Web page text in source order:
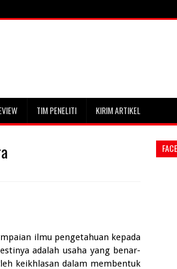
TIM PENELITI KIRIM ARTIKEL
ilmu pengetahuan kepada
adalah usaha yang benar-
keikhlasan dalam membentuk